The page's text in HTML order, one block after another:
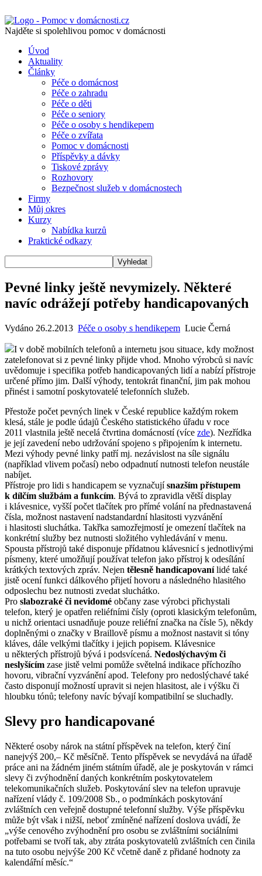
Najděte si spolehlivou pomoc v domácnosti
Úvod
Aktuality
Články
Péče o domácnost
Péče o zahradu
Péče o děti
Péče o seniory
Péče o osoby s hendikepem
Péče o zvířata
Pomoc v domácnosti
Příspěvky a dávky
Tiskové zprávy
Rozhovory
Bezpečnost služeb v domácnostech
Firmy
Můj okres
Kurzy
Nabídka kurzů
Praktické odkazy
Pevné linky ještě nevymizely. Některé
navíc odrážejí potřeby handicapovaných
Vydáno 26.2.2013 Péče o osoby s hendikepem Lucie Černá
I v době mobilních telefonů a internetu jsou situace, kdy možnost
zatelefonovat si z pevné linky přijde vhod. Mnoho výrobců si navíc
uvědomuje i specifika potřeb handicapovaných lidí a nabízí přístroje
určené přímo jim. Další výhody, tentokrát finanční, jim pak mohou
přinést i samotní poskytovatelé telefonních služeb.
Přestože počet pevných linek v České republice každým rokem
klesá, stále je podle údajů Českého statistického úřadu v roce
2011 vlastnila ještě necelá čtvrtina domácností (více zde). Nezřídka
je její zavedení nebo udržování spojeno s připojením k internetu.
Mezi výhody pevné linky patří mj. nezávislost na síle signálu
(například vlivem počasí) nebo odpadnutí nutnosti telefon neustále
nabíjet.
Přístroje pro lidi s handicapem se vyznačujísnazším přístupem
k dílčím službám a funkcím. Bývá to zpravidla větší display
i klávesnice, vyšší počet tlačítek pro přímé volání na přednastavená
čísla, možnost nastavení nadstandardní hlasitosti vyzvánění
i hlasitosti sluchátka. Takřka samozřejmostí je omezení tlačítek na
konkrétní služby bez nutnosti složitého vyhledávání v menu.
Spousta přístrojů také disponuje přídatnou klávesnicí s jednotlivými
písmeny, které umožňují používat telefon jako přístroj k odesílání
krátkých textových zpráv. Nejen tělesně handicapovanílidé také
jistě ocení funkci dálkového přijetí hovoru a následného hlasitého
odposlechu bez nutnosti zvedat sluchátko.
Pro slabozraké či nevidomé občany zase výrobci přichystali
telefon, který je opatřen reliéfními čísly (oproti klasickým telefonům,
u nichž orientaci usnadňuje pouze reliéfní značka na čísle 5), někdy
doplněnými o značky v Braillově písmu a možnost nastavit si tóny
kláves, dále velkými tlačítky i jejich popisem. Klávesnice
u některých přístrojů bývá i podsvícená. Nedoslýchavým či
neslyšícím zase jistě velmi pomůže světelná indikace příchozího
hovoru, vibrační vyzvánění apod. Telefony pro nedoslýchavé také
často disponují možností upravit si nejen hlasitost, ale i výšku či
hloubku tónů; telefony navíc bývají kompatibilní se sluchadly.
Slevy pro handicapované
Některé osoby nárok na státní příspěvek na telefon, který činí
nanejvýš 200,– Kč měsíčně. Tento příspěvek se nevydává na úřadě
práce ani na žádném jiném státním úřadě, ale je poskytován v rámci
slevy či zvýhodnění daných konkrétním poskytovatelem
telekomunikačních služeb. Poskytování slev na telefon upravuje
nařízení vlády č. 109/2008 Sb., o podmínkách poskytování
zvláštních cen veřejně dostupné telefonní služby. Výše příspěvku
může být však i nižší, neboť zmíněné nařízení doslova uvádí, že
„výše cenového zvýhodnění pro osobu se zvláštními sociálními
potřebami se tvoří tak, aby ztráta poskytovatelů zvláštních cen činila
na tuto osobu nejvýše 200 Kč včetně daně z přidané hodnoty za
kalendářní měsíc.“